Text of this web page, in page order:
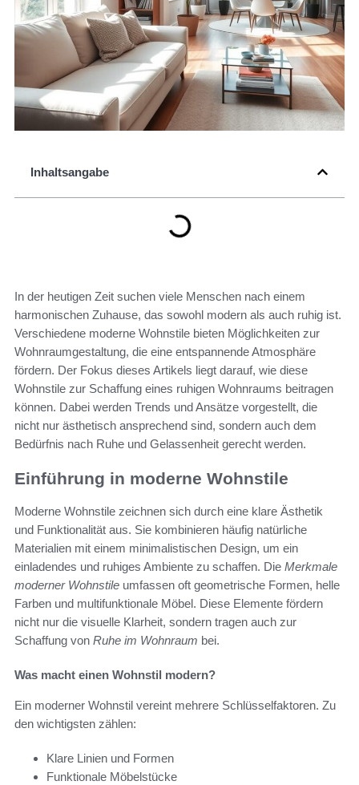
Inhaltsangabe
In der heutigen Zeit suchen viele Menschen nach einem
harmonischen Zuhause, das sowohl modern als auch ruhig ist.
Verschiedene moderne Wohnstile bieten Möglichkeiten zur
Wohnraumgestaltung, die eine entspannende Atmosphäre
fördern. Der Fokus dieses Artikels liegt darauf, wie diese
Wohnstile zur Schaffung eines ruhigen Wohnraums beitragen
können. Dabei werden Trends und Ansätze vorgestellt, die
nicht nur ästhetisch ansprechend sind, sondern auch dem
Bedürfnis nach Ruhe und Gelassenheit gerecht werden.
Einführung in moderne Wohnstile
Moderne Wohnstile zeichnen sich durch eine klare Ästhetik
und Funktionalität aus. Sie kombinieren häufig natürliche
Materialien mit einem minimalistischen Design, um ein
einladendes und ruhiges Ambiente zu schaffen. Die Merkmale
moderner Wohnstile umfassen oft geometrische Formen, helle
Farben und multifunktionale Möbel. Diese Elemente fördern
nicht nur die visuelle Klarheit, sondern tragen auch zur
Schaffung von Ruhe im Wohnraum bei.
Was macht einen Wohnstil modern?
Ein moderner Wohnstil vereint mehrere Schlüsselfaktoren. Zu
den wichtigsten zählen:
Klare Linien und Formen
Funktionale Möbelstücke